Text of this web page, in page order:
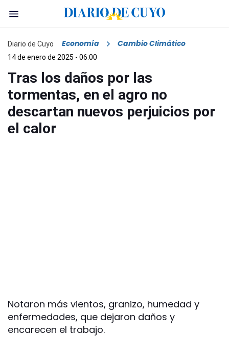
Diario de Cuyo Economía Cambio Climático
14 de enero de 2025 - 06:00
Tras los daños por las
tormentas, en el agro no
descartan nuevos perjuicios por
el calor
Notaron más vientos, granizo, humedad y
enfermedades, que dejaron daños y
encarecen el trabajo.